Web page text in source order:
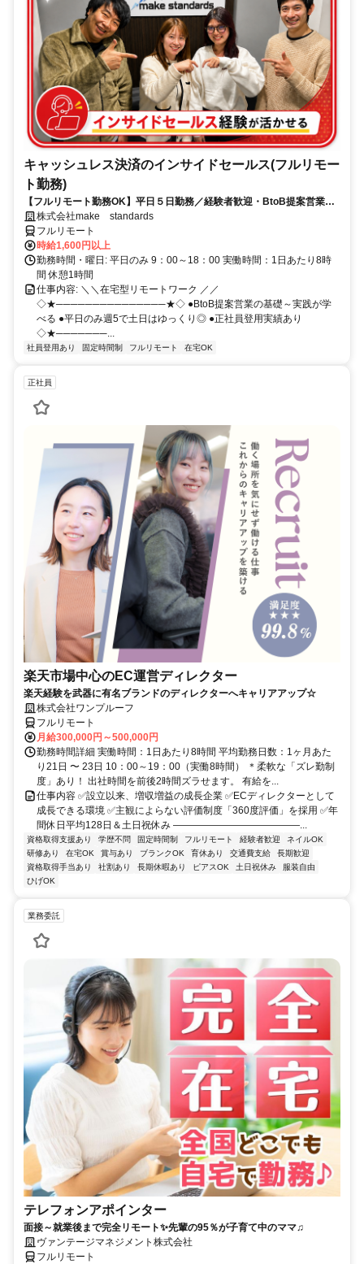
キャッシュレス決済のインサイドセールス(フルリモー
ト勤務)
【フルリモート勤務OK】平日５日勤務／経験者歓迎・BtoB提案営業で
スキルアップ
株式会社make standards
フルリモート
時給1,600円以上
勤務時間・曜日: 平日のみ 9：00～18：00 実働時間：1日あたり8時
間 休憩1時間
仕事内容: ＼＼在宅型リモートワーク ／／
◇★───────────────★◇ ●BtoB提案営業の基礎～実践が学
べる ●平日のみ週5で土日はゆっくり◎ ●正社員登用実績あり
◇★───────...
社員登用あり 固定時間制 フルリモート 在宅OK
正社員
楽天市場中心のEC運営ディレクター
楽天経験を武器に有名ブランドのディレクターへキャリアアップ☆
株式会社ワンプルーフ
フルリモート
月給300,000円～500,000円
勤務時間詳細 実働時間：1日あたり8時間 平均勤務日数：1ヶ月あた
り21日 〜 23日 10：00～19：00（実働8時間） ＊柔軟な「ズレ勤制
度」あり！ 出社時間を前後2時間ズラせます。 有給を...
仕事内容 ✅設立以来、増収増益の成長企業 ✅ECディレクターとして
成長できる環境 ✅主観によらない評価制度「360度評価」を採用 ✅年
間休日平均128日＆土日祝休み ―――――――――――――...
資格取得支援あり 学歴不問 固定時間制 フルリモート 経験者歓迎
ネイルOK
研修あり
在宅OK 賞与あり ブランクOK 育休あり 交通費支給
長期歓迎
資格取得手当あり
社割あり 長期休暇あり ピアスOK 土日祝休み
服装自由
ひげOK
業務委託
テレフォンアポインター
面接～就業後まで完全リモート✨先輩の95％が子育て中のママ♫
ヴァンテージマネジメント株式会社
フルリモート